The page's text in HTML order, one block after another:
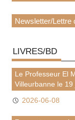
Newsletter/Lettre
LIVRES/BD
Le Professeur El
Villeurbanne le 19
2026-06-08